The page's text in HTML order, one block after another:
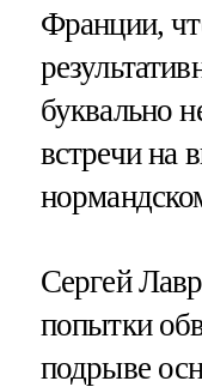
Франции,
буквально
встречи на
Сергей
попытки
подрыве